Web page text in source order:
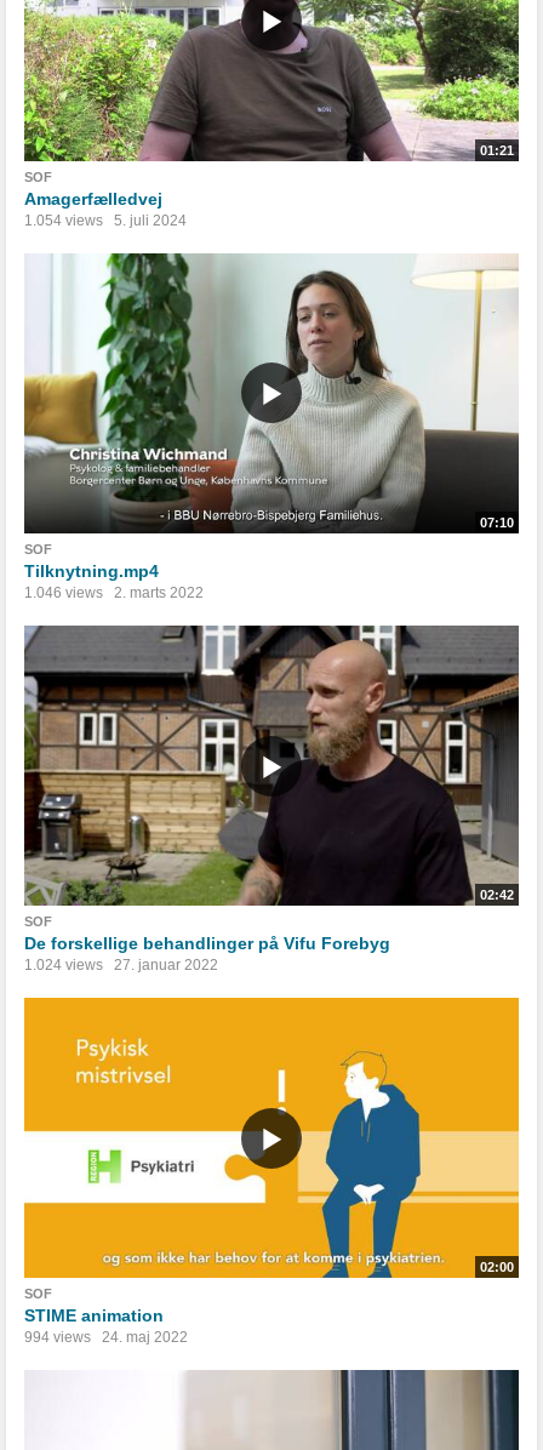
01:21
SOF
Amagerfælledvej
1.054 views 5. juli 2024
07:10
SOF
Tilknytning.mp4
1.046 views 2. marts 2022
02:42
SOF
De forskellige behandlinger på Vifu Forebyg
1.024 views 27. januar 2022
02:00
SOF
STIME animation
994 views 24. maj 2022